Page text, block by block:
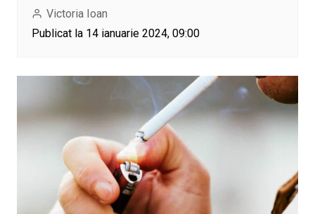
Victoria Ioan
Publicat la 14 ianuarie 2024, 09:00